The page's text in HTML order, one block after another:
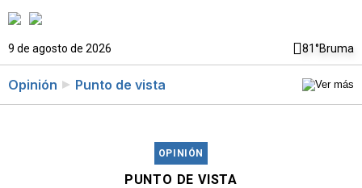
9 de agosto de 2026 81°Bruma
Opinión Punto de vista
OPINIÓN
PUNTO DE VISTA